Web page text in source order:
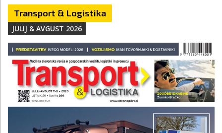
Transport & Logistika
JULIJ & AVGUST 2026